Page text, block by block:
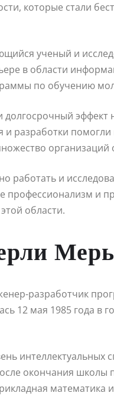
которые стали
ученый и
в области
по обучению
и разработки
организаций
работать и
и
области.
разработчик
12 мая 1985 года в
интеллектуальных
окончания школы
математика